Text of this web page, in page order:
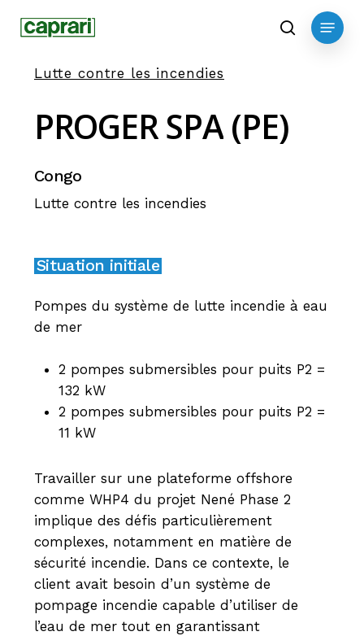
content
search
Menu
Lutte contre les incendies
PROGERSPA (PE)
Congo
Lutte contre les incendies
Situation initiale
Pompes du système de lutte incendie à eau
de mer
2 pompes submersibles pour puits P2 =
132 kW
2 pompes submersibles pour puits P2 =
11 kW
Travailler sur une plateforme offshore
comme WHP4 du projet Nené Phase 2
implique des défis particulièrement
complexes, notamment en matière de
sécurité incendie. Dans ce contexte, le
client avait besoin d’un système de
pompage incendie capable d’utiliser de
l’eau de mer tout en garantissant